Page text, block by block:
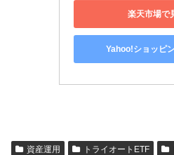
楽天市場で
Yahoo!ショッピ
資産運用 トライオートETF